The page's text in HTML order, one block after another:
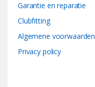
Garantie en reparatie
Clubfitting
Algemene voorwaarden
Privacy policy